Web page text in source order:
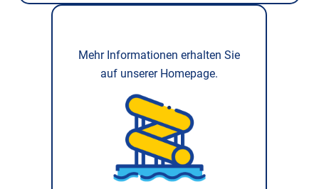
Mehr Informationen erhalten Sie
auf unserer Homepage.